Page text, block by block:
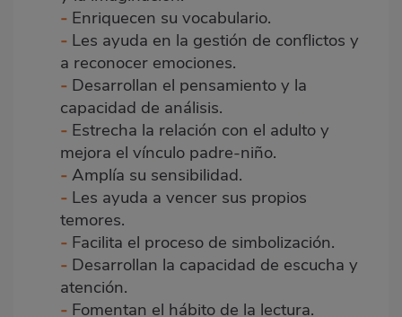
- Enriquecen su vocabulario.
- Les ayuda en la gestión de conflictos y
a reconocer emociones.
- Desarrollan el pensamiento y la
capacidad de análisis.
- Estrecha la relación con el adulto y
mejora el vínculo padre-niño.
-Amplía su sensibilidad.
- Les ayuda a vencer sus propios
temores.
- Facilita el proceso de simbolización.
- Desarrollan la capacidad de escucha y
atención.
- Fomentan el hábito de la lectura.